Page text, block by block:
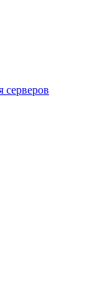
серверов